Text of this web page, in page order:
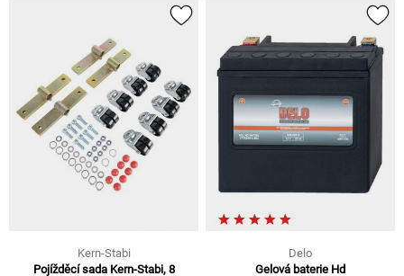
Kern-Stabi
Pojížděcí sada Kern-Stabi, 8
Delo
Gelová baterie Hd